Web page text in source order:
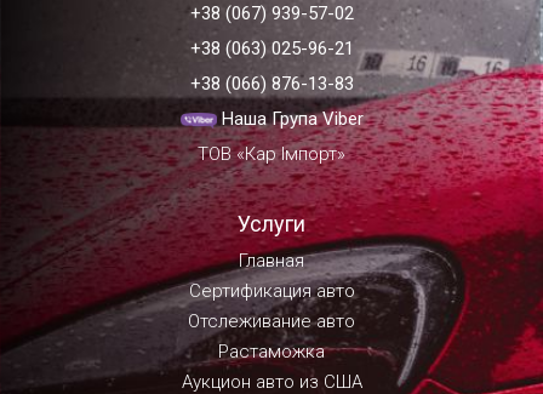
+38 (067) 939-57-02
+38 (063) 025-96-21
+38 (066) 876-13-83
Наша Група Viber
ТОВ «Кар Імпорт»
Услуги
Главная
Сертификация авто
Отслеживание авто
Растаможка
Аукцион авто из США